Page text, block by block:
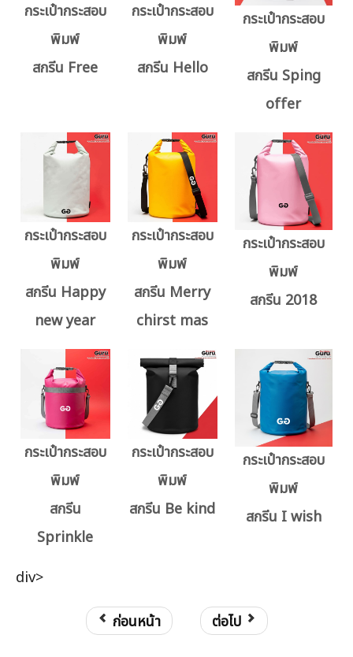
กระเป๋ากระสอบ
พิมพ์
สกรีน Free
กระเป๋ากระสอบ
พิมพ์
สกรีน Hello
กระเป๋ากระสอบ
พิมพ์
สกรีน Sping
offer
กระเป๋ากระสอบ
พิมพ์
สกรีน Happy
new year
กระเป๋ากระสอบ
พิมพ์
สกรีน Merry
chirst mas
กระเป๋ากระสอบ
พิมพ์
สกรีน 2018
กระเป๋ากระสอบ
พิมพ์
สกรีน
Sprinkle
กระเป๋ากระสอบ
พิมพ์
สกรีน Be kind
กระเป๋ากระสอบ
พิมพ์
สกรีน I wish
div>
ก่อนหน้า ต่อไป